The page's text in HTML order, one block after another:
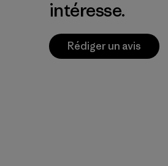
intéresse.
Rédiger un avis